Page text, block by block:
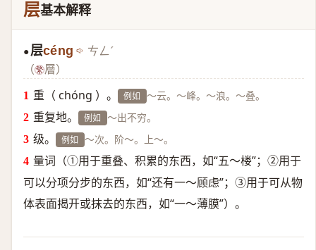
层基本解释
● 层céng ㄘㄥˊ
（
層）
重（ chóng ）。
例如 ～云。～峰。～浪。～叠。
重复地。 例如 ～出不穷。
级。 例如 ～次。阶～。上～。
量词（①用于重叠、积累的东西，如“五～楼”；②用于
可以分项分步的东西，如“还有一～顾虑”；③用于可从物
体表面揭开或抹去的东西，如“一～薄膜”）。